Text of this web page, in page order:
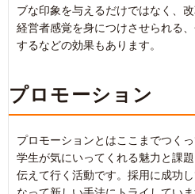
ブな印象を与えるだけではなく、
経営者感覚を身につけさせられる
するなどの効果もあります。
プロモーション
プロモーションとはここまでつく
学生が気にいってくれる魅力と課
伝えて行く活動です。採用に成功